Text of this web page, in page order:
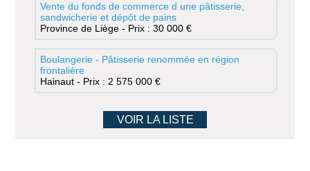
Vente du fonds de commerce d une pâtisserie,
sandwicherie et dépôt de pains
Province de Liège - Prix : 30 000 €
Boulangerie - Pâtisserie renommée en région
frontalière
Hainaut - Prix : 2 575 000 €
VOIR LA LISTE